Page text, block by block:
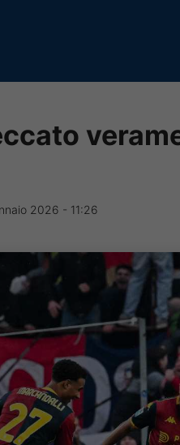
2026 - 11:26